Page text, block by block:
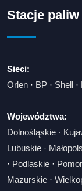
Stacje
Sieci:
Orlen · BP · Shell ·
Województwa:
Dolnośląskie ·
Lubuskie ·
· Podlaskie ·
Mazurskie ·